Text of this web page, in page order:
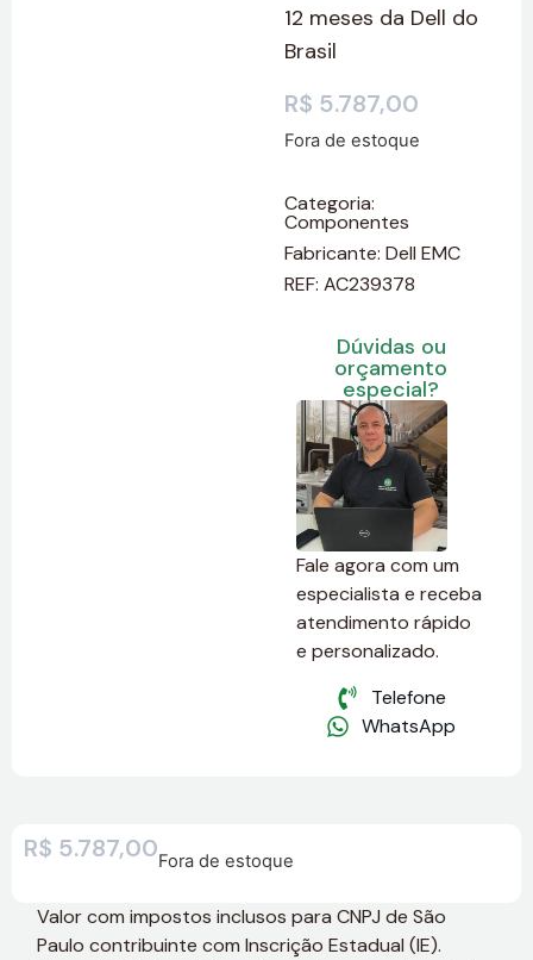
12 meses da Dell do
Brasil
R$ 5.787,00
Fora de estoque
Categoria:
Componentes
Fabricante:Dell EMC
REF: AC239378
Dúvidas ou
orçamento
especial?
Fale agora com um
especialista e receba
atendimento rápido
e personalizado.
Telefone
WhatsApp
R$ 5.787,00Fora de estoque
Valor com impostos inclusos para CNPJ de São
Paulo contribuinte com Inscrição Estadual (IE).